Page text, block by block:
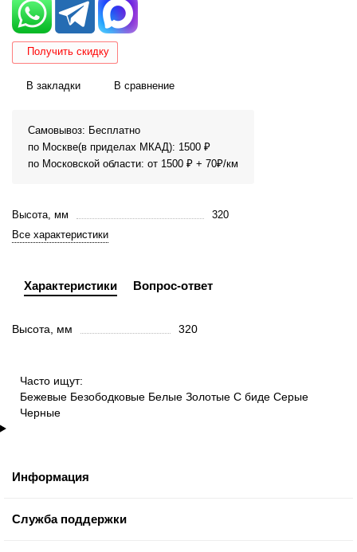
Получить скидку
В закладки В сравнение
Самовывоз: Бесплатно
по Москве(в приделах МКАД): 1500 ₽
по Московской области: от 1500 ₽ + 70₽/км
Высота, мм
320
Все характеристики
Характеристики Вопрос-ответ
Высота, мм 320
Часто ищут:
Бежевые Безободковые Белые Золотые С биде Серые
Черные
Информация
Служба поддержки